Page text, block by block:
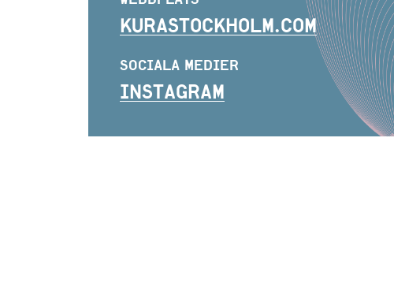
KURASTOCKHOLM.COM
SOCIALA MEDIER
INSTAGRAM